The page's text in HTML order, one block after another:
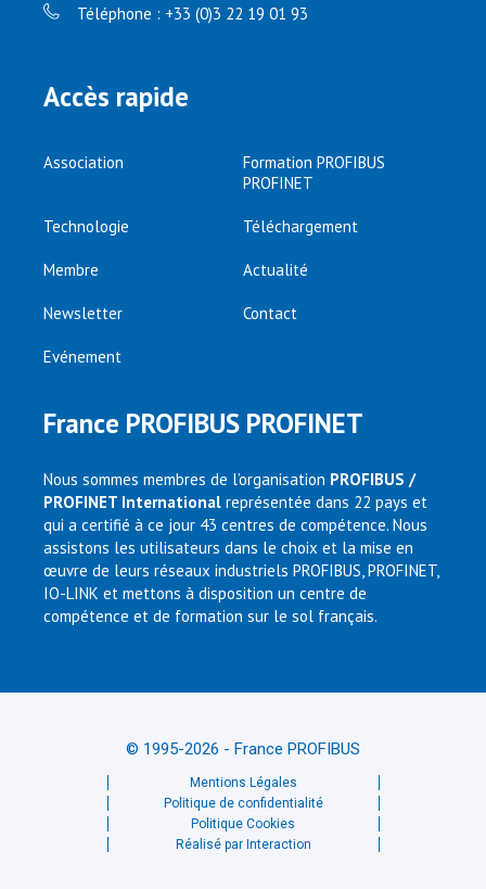
Téléphone : +33 (0)3 22 19 01 93
Accès rapide
Association
Formation PROFIBUS
PROFINET
Technologie Téléchargement
Membre Actualité
Newsletter Contact
Evénement
France PROFIBUS PROFINET
Nous sommes membres de l’organisation PROFIBUS /
PROFINET International représentée dans 22 pays et
qui a certifié à ce jour 43 centres de compétence. Nous
assistons les utilisateurs dans le choix et la mise en
œuvre de leurs réseaux industriels PROFIBUS, PROFINET,
IO-LINK et mettons à disposition un centre de
compétence et de formation sur le sol français.
© 1995-2026 - France PROFIBUS
Mentions Légales
Politique de confidentialité
Politique Cookies
Réalisé par Interaction